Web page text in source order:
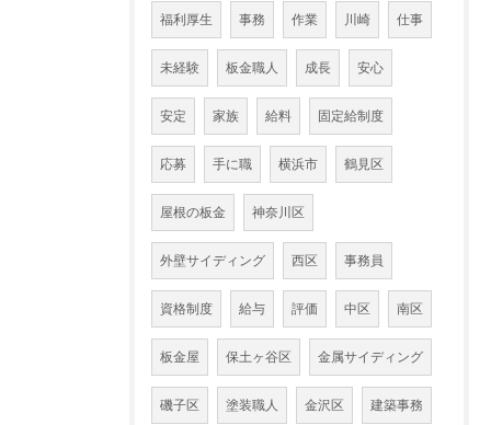
福利厚生 事務 作業 川崎 仕事
未経験 板金職人 成長 安心
安定 家族 給料 固定給制度
応募 手に職 横浜市 鶴見区
屋根の板金 神奈川区
外壁サイディング 西区 事務員
資格制度 給与 評価 中区 南区
板金屋 保土ヶ谷区 金属サイディング
磯子区 塗装職人 金沢区 建築事務